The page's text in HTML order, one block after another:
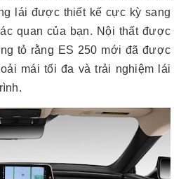
lái được thiết kế cực kỳ sang
quan của bạn. Nội thất được
tỏ rằng ES 250 mới đã được
mái tối đa và trải nghiệm lái